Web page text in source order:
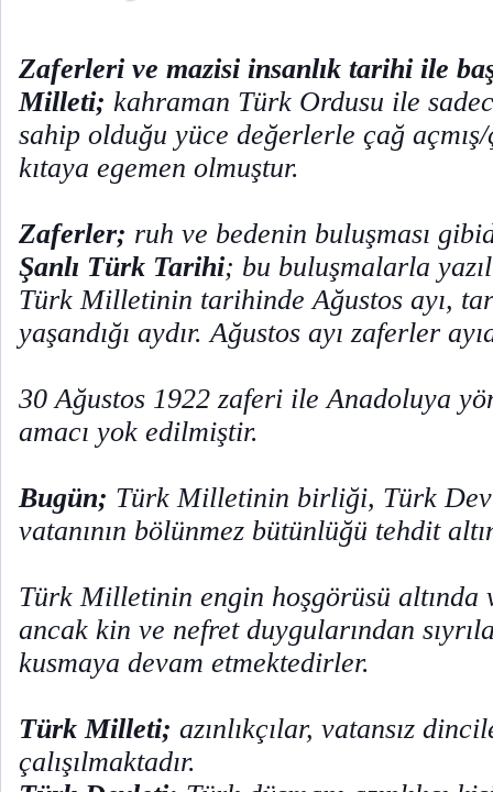
Zaferleri ve mazisi insanlık tarihi ile
Milleti; kahraman Türk Ordusu ile
sahip olduğu yüce değerlerle çağ
kıtaya egemen olmuştur.
Zaferler; ruh ve bedenin buluşması
Şanlı Türk Tarihi; bu buluşmalarla
Türk Milletinin tarihinde Ağustos ayı,
yaşandığı aydır. Ağustos ayı zaferler
30 Ağustos 1922 zaferi ile Anadoluya
amacı yok edilmiştir.
Bugün; Türk Milletinin birliği, Türk
vatanının bölünmez bütünlüğü tehdit
Türk Milletinin engin hoşgörüsü altında
ancak kin ve nefret duygularından
kusmaya devam etmektedirler.
Türk Milleti; azınlıkçılar, vatansız
çalışılmaktadır.